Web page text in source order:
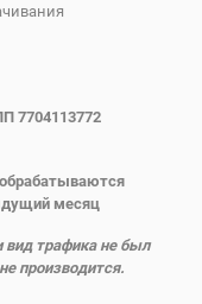
7704113772
месяц
трафика не был
производится.